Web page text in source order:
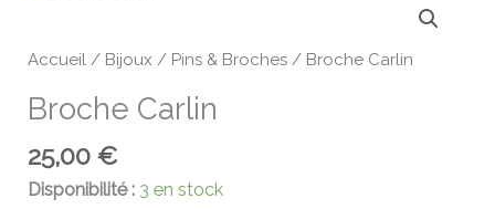
Accueil / Bijoux / Pins & Broches / Broche Carlin
Broche Carlin
25,00€
Disponibilité : 3 en stock
Broche